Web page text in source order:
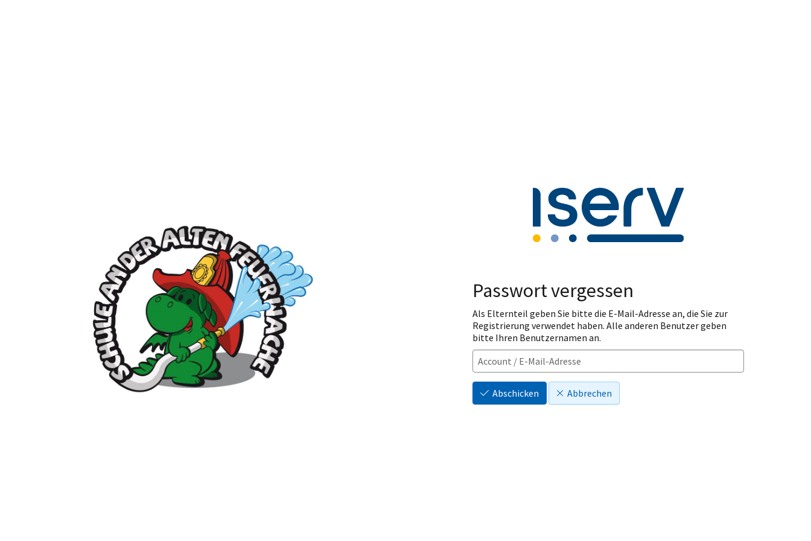
Passwort vergessen
Als Elternteil geben Sie bitte die E-Mail-Adresse an, die Sie zur
Registrierung verwendet haben. Alle anderen Benutzer geben
bitte Ihren Benutzernamen an.
Abschicken Abbrechen